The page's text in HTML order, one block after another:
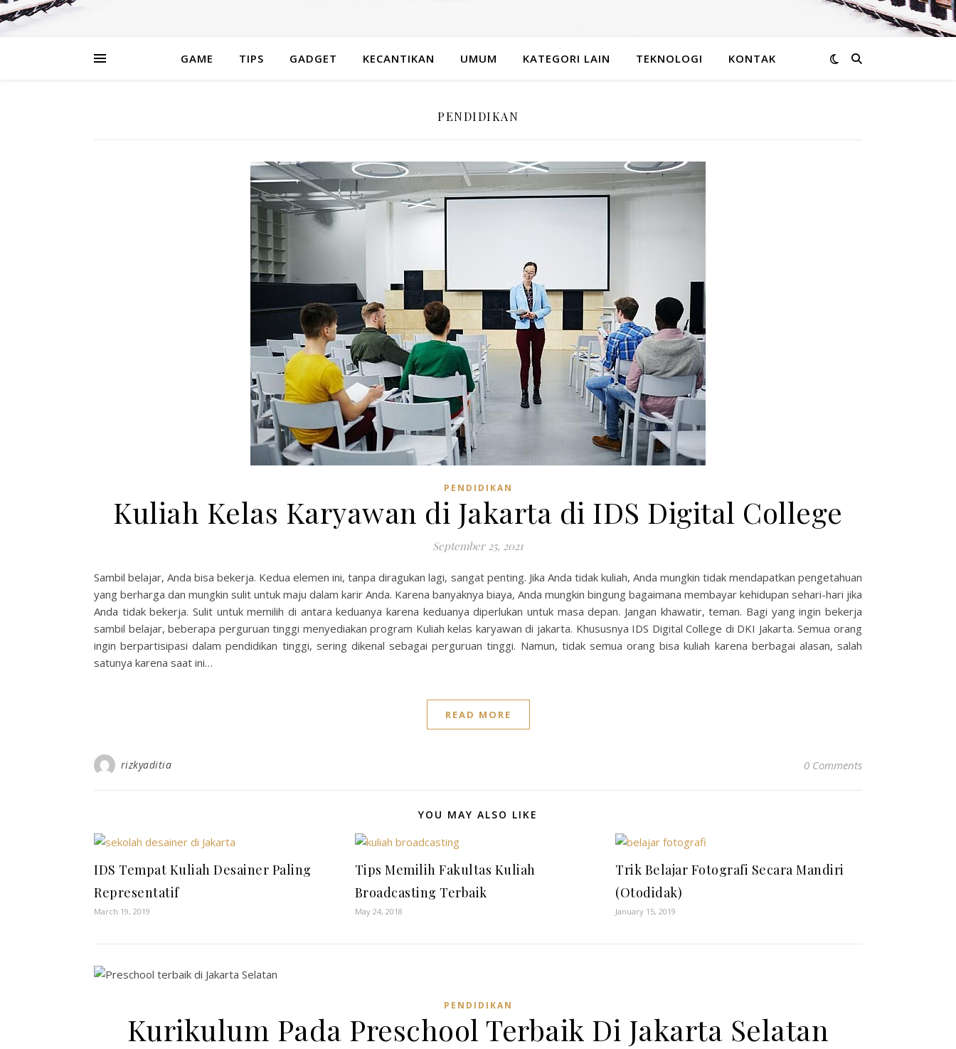
GAME TIPS GADGET KECANTIKAN UMUM KATEGORI LAIN TEKNOLOGI KONTAK
PENDIDIKAN
PENDIDIKAN
Kuliah Kelas Karyawan di Jakarta di IDS Digital College
September 25, 2021
Sambil belajar, Anda bisa bekerja. Kedua elemen ini, tanpa diragukan lagi, sangat penting. Jika Anda tidak kuliah, Anda mungkin tidak mendapatkan pengetahuan
yang berharga dan mungkin sulit untuk maju dalam karir Anda. Karena banyaknya biaya, Anda mungkin bingung bagaimana membayar kehidupan sehari-hari jika
Anda tidak bekerja. Sulit untuk memilih di antara keduanya karena keduanya diperlukan untuk masa depan. Jangan khawatir, teman. Bagi yang ingin bekerja
sambil belajar, beberapa perguruan tinggi menyediakan program Kuliah kelas karyawan di jakarta. Khususnya IDS Digital College di DKI Jakarta. Semua orang
ingin berpartisipasi dalam pendidikan tinggi, sering dikenal sebagai perguruan tinggi. Namun, tidak semua orang bisa kuliah karena berbagai alasan, salah
satunya karena saat ini…
READ MORE
rizkyaditia 0 Comments
YOU MAY ALSO LIKE
IDS Tempat Kuliah Desainer Paling
Representatif
March 19, 2019
Tips Memilih Fakultas Kuliah
Broadcasting Terbaik
May 24, 2018
Trik Belajar Fotografi Secara Mandiri
(Otodidak)
January 15, 2019
PENDIDIKAN
Kurikulum Pada Preschool Terbaik Di Jakarta Selatan